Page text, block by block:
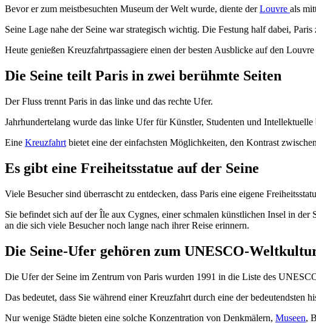
Bevor er zum meistbesuchten Museum der Welt wurde, diente derLouvre als
Seine Lage nahe der Seine war strategisch wichtig. Die Festung half dabei,
Heute genießen Kreuzfahrtpassagiere einen der besten Ausblicke auf den Louvre
Die Seine teilt Paris in zwei berühmte Seiten
Der Fluss trennt Paris in das linke und das rechte Ufer.
Jahrhundertelang wurde das linke Ufer für Künstler, Studenten und
Eine Kreuzfahrt bietet eine der einfachsten Möglichkeiten, den Kontrast
Es gibt eine Freiheitsstatue auf der Seine
Viele Besucher sind überrascht zu entdecken, dass Paris eine eigene
Sie befindet sich auf der Île aux Cygnes, einer schmalen künstlichen Insel in
an die sich viele Besucher noch lange nach ihrer Reise erinnern.
Die Seine-Ufer gehören zum UNESCO-
Die Ufer der Seine im Zentrum von Paris wurden 1991 in die Liste des
Das bedeutet, dass Sie während einer Kreuzfahrt durch eine der bedeutendsten
Nur wenige Städte bieten eine solche Konzentration von Denkmälern, Museen,